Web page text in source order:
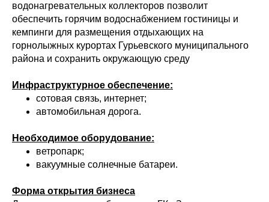
водонагревательных коллекторов позволит
обеспечить горячим водоснабжением гостиницы и
кемпинги для размещения отдыхающих на
горнолыжных курортах Гурьевского муниципального
района и сохранить окружающую среду
Инфраструктурное обеспечение:
сотовая связь, интернет;
автомобильная дорога.
Необходимое оборудование:
ветропарк;
вакуумные солнечные батареи.
Форма открытия бизнеса